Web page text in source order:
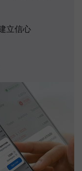
立信心